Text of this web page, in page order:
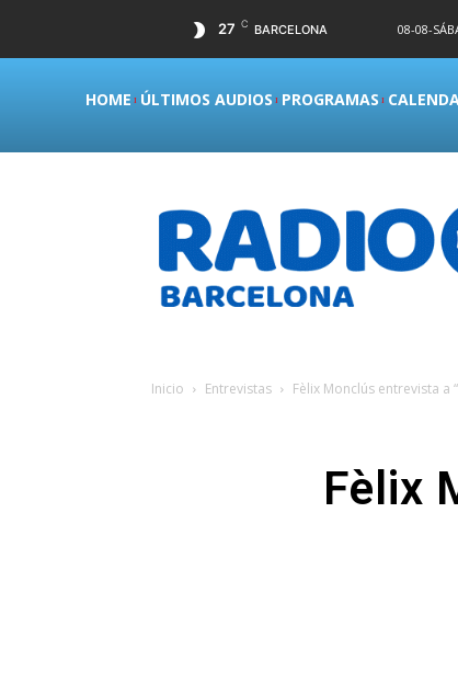
27 C BARCELONA 08-08-
HOME ÚLTIMOS AUDIOS PROGRAMAS
Inicio Entrevistas Fèlix Monclús entrevista a
Fèlix